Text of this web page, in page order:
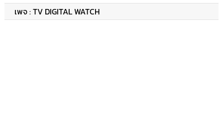
เพจ : TV DIGITAL WATCH